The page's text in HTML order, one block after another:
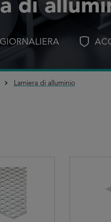
di
Lamiera di alluminio